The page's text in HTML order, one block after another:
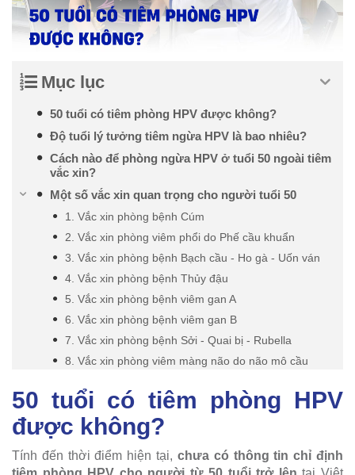
Mục lục
50 tuổi có tiêm phòng HPV được không?
Độ tuổi lý tưởng tiêm ngừa HPV là bao nhiêu?
Cách nào để phòng ngừa HPV ở tuổi 50 ngoài tiêm
vắc xin?
Một số vắc xin quan trọng cho người tuổi 50
1. Vắc xin phòng bệnh Cúm
2. Vắc xin phòng viêm phổi do Phế cầu khuẩn
3. Vắc xin phòng bệnh Bạch cầu - Ho gà - Uốn ván
4. Vắc xin phòng bệnh Thủy đậu
5. Vắc xin phòng bệnh viêm gan A
6. Vắc xin phòng bệnh viêm gan B
7. Vắc xin phòng bệnh Sởi - Quai bị - Rubella
8. Vắc xin phòng viêm màng não do não mô cầu
50 tuổi có tiêm phòng HPV
được không?
Tính đến thời điểm hiện tại, chưa có thông tin chỉ định